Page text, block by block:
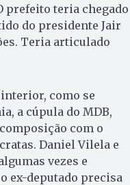
prefeito teria chegado
do presidente Jair
Teria articulado
interior, como se
a cúpula do MDB,
com o
Daniel Vilela e
vezes e
ex-deputado precisa